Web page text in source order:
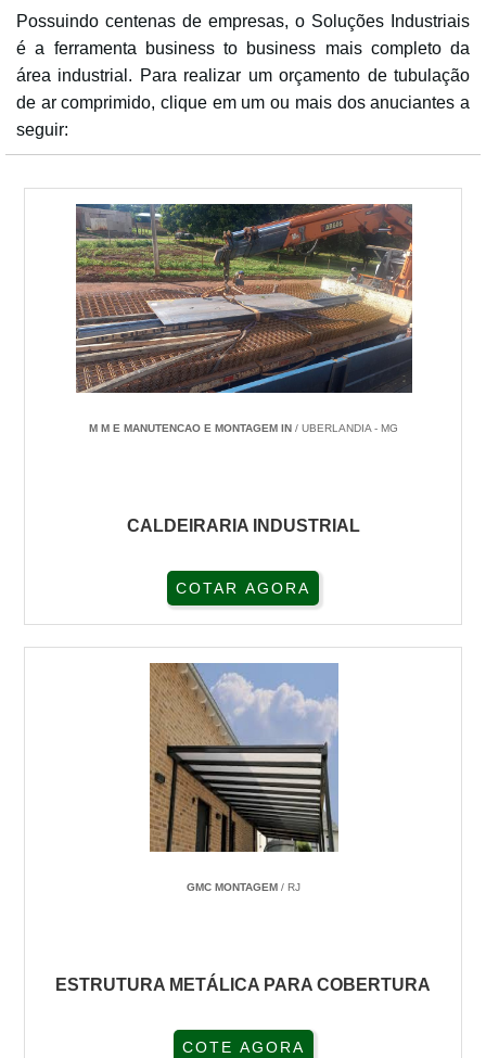
Possuindo centenas de empresas, o Soluções Industriais
é a ferramenta business to business mais completo da
área industrial. Para realizar um orçamento de tubulação
de ar comprimido, clique em um ou mais dos anuciantes a
seguir:
M M E MANUTENCAO E MONTAGEM IN/ UBERLANDIA - MG
CALDEIRARIA INDUSTRIAL
COTAR AGORA
GMC MONTAGEM/ RJ
ESTRUTURA METÁLICA PARA COBERTURA
COTE AGORA